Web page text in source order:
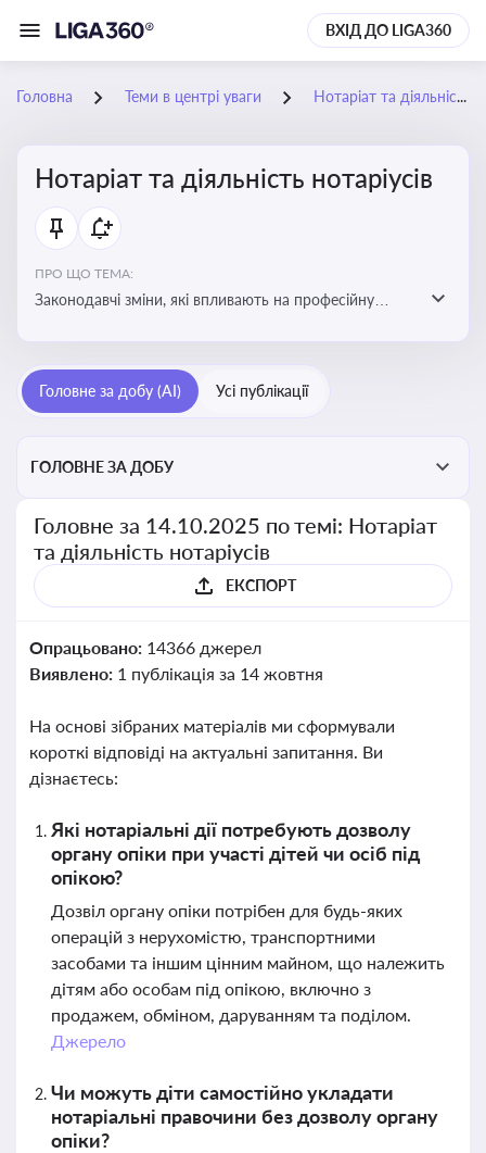
ВХІД ДО LIGA360
Головна Теми в центрі уваги Нотаріат та діяльність нотаріусів
Нотаріат та діяльність нотаріусів
ПРО ЩО ТЕМА:
Законодавчі зміни, які впливають на професійну
Головне за добу (AI) Усі публікації
ГОЛОВНЕ ЗА ДОБУ
Головне за 14.10.2025 по темі: Нотаріат
та діяльність нотаріусів
ЕКСПОРТ
Опрацьовано: 14366 джерел
Виявлено: 1 публікація за 14 жовтня
На основі зібраних матеріалів ми сформували
короткі відповіді на актуальні запитання. Ви
дізнаєтесь:
Які нотаріальні дії потребують дозволу
органу опіки при участі дітей чи осіб під
опікою?
Дозвіл органу опіки потрібен для будь-яких
операцій з нерухомістю, транспортними
засобами та іншим цінним майном, що належить
дітям або особам під опікою, включно з
продажем, обміном, даруванням та поділом.
Джерело
Чи можуть діти самостійно укладати
нотаріальні правочини без дозволу органу
опіки?